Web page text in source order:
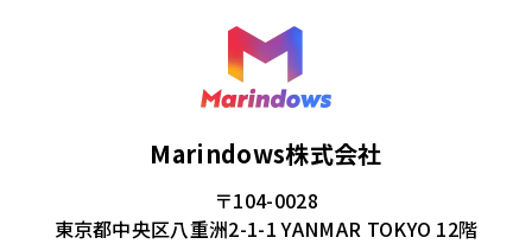
Marindows株式会社
〒104-0028
東京都中央区八重洲2-1-1 YANMAR TOKYO 12階